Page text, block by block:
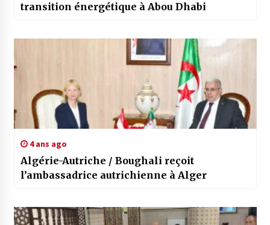
transition énergétique à Abou Dhabi
4 ans ago
Algérie-Autriche / Boughali reçoit
l’ambassadrice autrichienne à Alger